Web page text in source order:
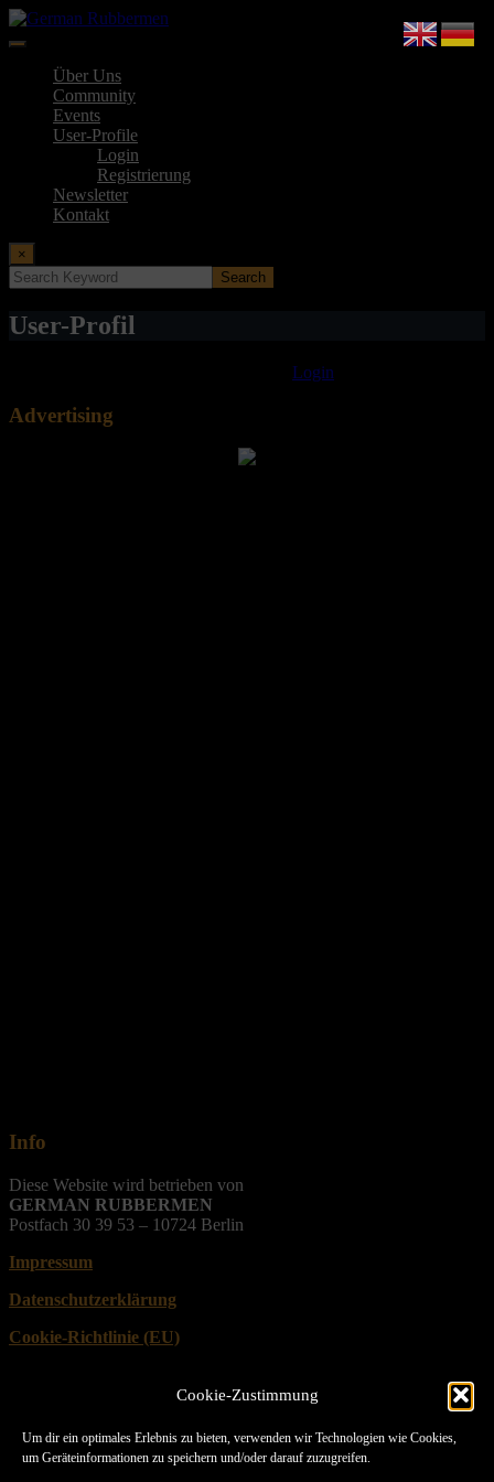
Cookie-Zustimmung
Um dir ein optimales Erlebnis zu bieten, verwenden wir Technologien wie Cookies,
um Geräteinformationen zu speichern und/oder darauf zuzugreifen.
Springe
zum
German Rubbermen
Über Uns
Community
Events
User-Profile
Login
Registrierung
Newsletter
Kontakt
×
User-Profil
Login
Advertising
Info
Diese Website wird betrieben von
GERMAN RUBBERMEN
Postfach 30 39 53 – 10724 Berlin
Impressum
Datenschutzerklärung
Cookie-Richtlinie (EU)